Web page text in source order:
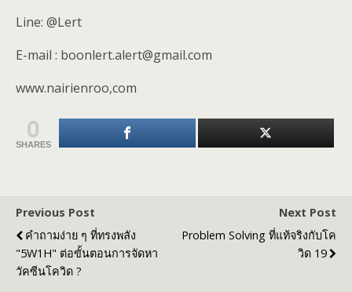
Line: @Lert
E-mail : boonlert.alert@gmail.com
www.nairienroo,com
0
SHARES
Previous Post
คำถามง่าย ๆ ที่ทรงพลัง
"5W1H" ต่อขั้นตอนการจัดหา
วัคซีนโควิด ?
Next Post
Problem Solving ที่แท้จริงกับโค
วิด 19